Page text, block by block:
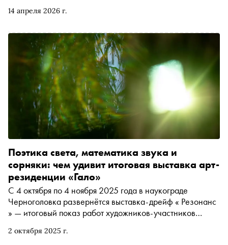
14 апреля 2026 г.
многолетнего исследования моря и спектра эмоций,
до безмятежного одиночества. Экспозиция объединяет
работы в разных медиумах — от акварели и цианотипии
на стекле до видео-арта и инсталляций. Куратор
выставки Дарья Болдырева выделила несколько
ключевых работ, требующих особого внимания и
пояснения
2 октября 2025 г.
Поэтика света, математика звука и
сорняки: чем удивит итоговая выставка арт-
резиденции «Гало»
С 4 октября по 4 ноября 2025 года в наукограде
Черноголовка развернётся выставка-дрейф « Резонанс
» — итоговый показ работ художников-участников
искусства с наукой. Четыре автора превратили